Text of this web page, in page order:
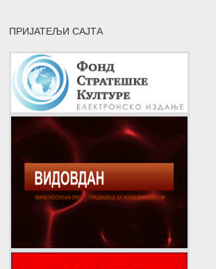
ПРИЈАТЕЉИ САЈТА